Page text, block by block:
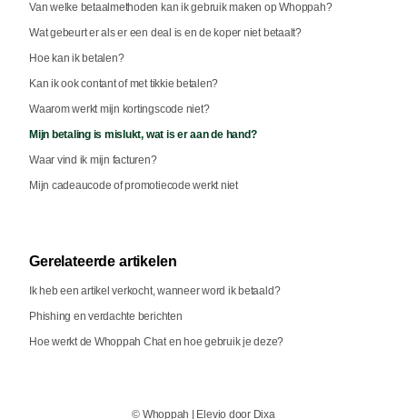
Van welke betaalmethoden kan ik gebruik maken op Whoppah?
Wat gebeurt er als er een deal is en de koper niet betaalt?
Hoe kan ik betalen?
Kan ik ook contant of met tikkie betalen?
Waarom werkt mijn kortingscode niet?
Mijn betaling is mislukt, wat is er aan de hand?
Waar vind ik mijn facturen?
Mijn cadeaucode of promotiecode werkt niet
Gerelateerde artikelen
Ik heb een artikel verkocht, wanneer word ik betaald?
Phishing en verdachte berichten
Hoe werkt de Whoppah Chat en hoe gebruik je deze?
© Whoppah Elevio door Dixa